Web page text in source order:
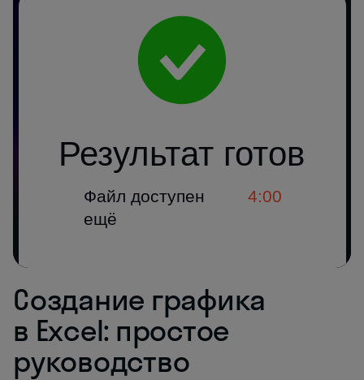
Создание графика
в Excel: простое
руководство